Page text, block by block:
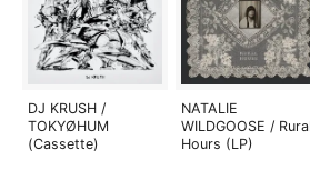
DJ KRUSH /
TOKYØHUM
(Cassette)
NATALIE
WILDGOOSE / Rural
Hours (LP)